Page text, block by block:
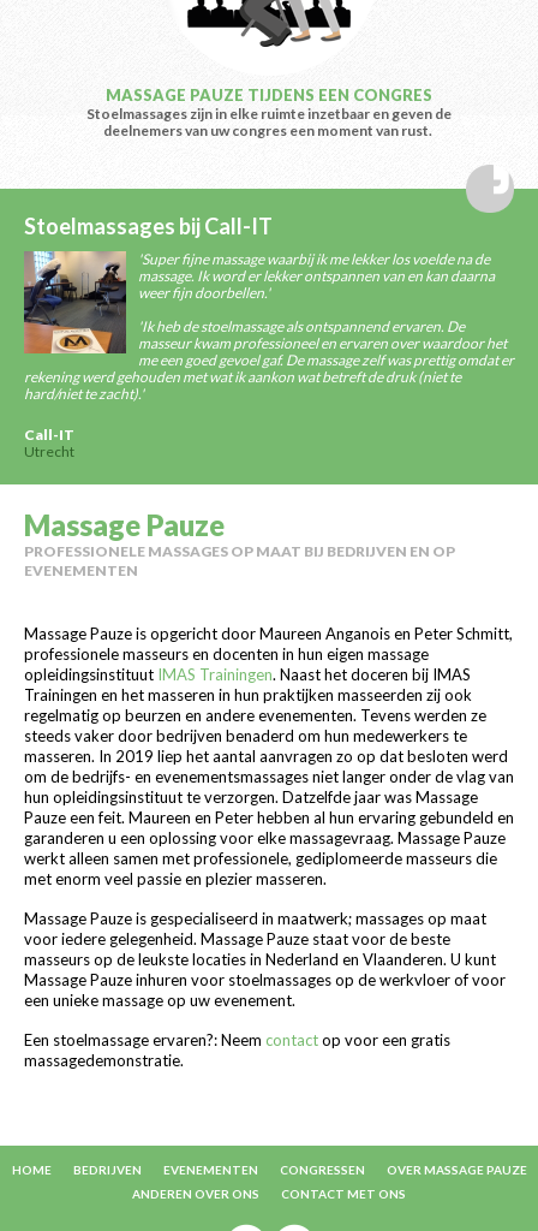
MASSAGE PAUZE TIJDENS EEN CONGRES
Stoelmassages zijn in elke ruimte inzetbaar en geven de
deelnemers van uw congres een moment van rust.
Stoelmassages bij Call-IT
'Super fijne massage waarbij ik me lekker los voelde na de
massage. Ik word er lekker ontspannen van en kan daarna
weer fijn doorbellen.'
'Ik heb de stoelmassage als ontspannend ervaren. De
masseur kwam professioneel en ervaren over waardoor het
me een goed gevoel gaf. De massage zelf was prettig omdat er
rekening werd gehouden met wat ik aankon wat betreft de druk (niet te
hard/niet te zacht).'
Call-IT
Utrecht
Massage Pauze
PROFESSIONELE MASSAGES OP MAAT BIJ BEDRIJVEN EN OP
EVENEMENTEN
Massage Pauze is opgericht door Maureen Anganois en Peter Schmitt,
professionele masseurs en docenten in hun eigen massage
opleidingsinstituut IMAS Trainingen. Naast het doceren bij IMAS
Trainingen en het masseren in hun praktijken masseerden zij ook
regelmatig op beurzen en andere evenementen. Tevens werden ze
steeds vaker door bedrijven benaderd om hun medewerkers te
masseren. In 2019 liep het aantal aanvragen zo op dat besloten werd
om de bedrijfs- en evenementsmassages niet langer onder de vlag van
hun opleidingsinstituut te verzorgen. Datzelfde jaar was Massage
Pauze een feit. Maureen en Peter hebben al hun ervaring gebundeld en
garanderen u een oplossing voor elke massagevraag. Massage Pauze
werkt alleen samen met professionele, gediplomeerde masseurs die
met enorm veel passie en plezier masseren.
Massage Pauze is gespecialiseerd in maatwerk; massages op maat
voor iedere gelegenheid. Massage Pauze staat voor de beste
masseurs op de leukste locaties in Nederland en Vlaanderen. U kunt
Massage Pauze inhuren voor stoelmassages op de werkvloer of voor
een unieke massage op uw evenement.
Een stoelmassage ervaren?: Neem contactop voor een gratis
massagedemonstratie.
HOME BEDRIJVEN EVENEMENTEN CONGRESSEN
OVER MASSAGE PAUZE
ANDEREN OVER ONS
CONTACT MET ONS